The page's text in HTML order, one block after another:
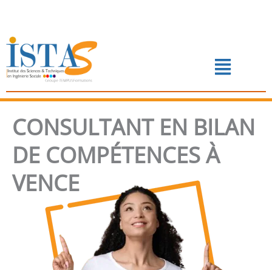
contenu
Menu
📅 PRENDRE RENDEZ-VOUS
CONSULTANT EN BILAN
DE COMPÉTENCES À
VENCE